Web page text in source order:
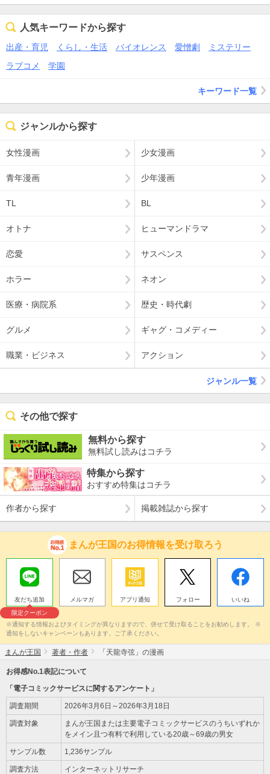
人気キーワードから探す
出産・育児 くらし・生活 バイオレンス 愛憎劇
ミステリー
ラブコメ
学園
キーワード一覧
ジャンルから探す
女性漫画 少女漫画
青年漫画 少年漫画
TL BL
オトナ ヒューマンドラマ
恋愛 サスペンス
ホラー ネオン
医療・病院系 歴史・時代劇
グルメ ギャグ・コメディー
職業・ビジネス アクション
ジャンル一覧
その他で探す
無料から探す
無料試し読みはコチラ
特集から探す
おすすめ特集はコチラ
作者から探す 掲載雑誌から探す
まんが王国のお得情報を受け取ろう
友だち追加
限定クーポン
メルマガ アプリ通知 フォロー いいね
※通知する情報およびタイミングが異なりますので、併せて受け取ることをお勧めします。 ※
通知をしないキャンペーンもあります。ご了承ください。
まんが王国 著者・作者 「天龍寺弦」の漫画
お得感No.1表記について
「電子コミックサービスに関するアンケート」
調査期間 2026年3月6日～2026年3月18日
調査対象
まんが王国または主要電子コミックサービスのうちいずれか
をメイン且つ有料で利用している20歳～69歳の男女
サンプル数 1,236サンプル
調査方法 インターネットリサーチ